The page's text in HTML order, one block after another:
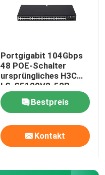
Portgigabit 104Gbps
48 POE-Schalter
ursprüngliches H3C
LS-S5120V2-52P-
PWR-LI
Bestpreis
Kontakt